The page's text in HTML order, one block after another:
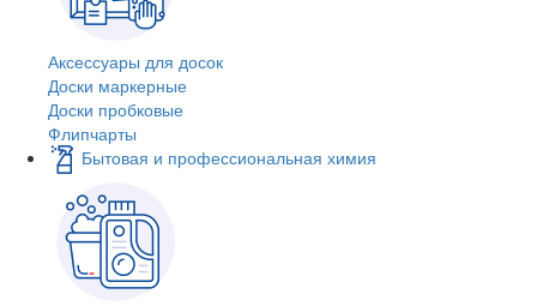
Аксессуары для досок
Доски маркерные
Доски пробковые
Флипчарты
Бытовая и профессиональная химия